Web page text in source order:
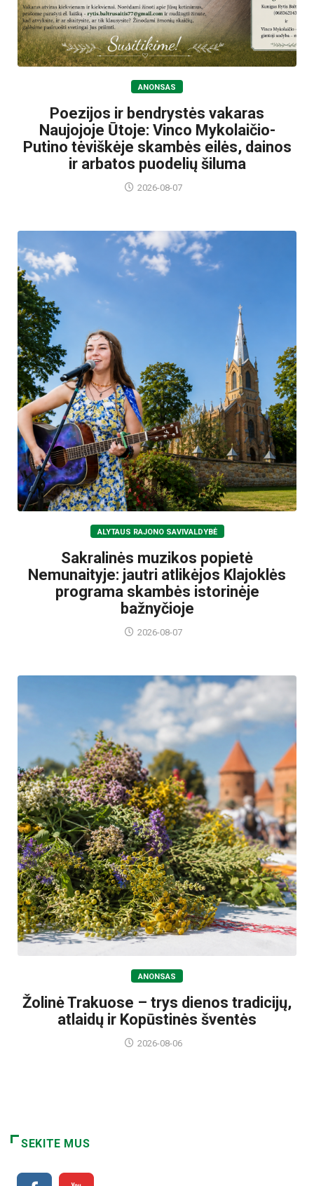
ANONSAS
Poezijos ir bendrystės vakaras
Naujojoje Ūtoje: Vinco Mykolaičio-
Putino tėviškėje skambės eilės, dainos
ir arbatos puodelių šiluma
2026-08-07
ALYTAUS RAJONO SAVIVALDYBĖ
Sakralinės muzikos popietė
Nemunaityje: jautri atlikėjos Klajoklės
programa skambės istorinėje
bažnyčioje
2026-08-07
ANONSAS
Žolinė Trakuose – trys dienos tradicijų,
atlaidų ir Kopūstinės šventės
2026-08-06
SEKITE MUS